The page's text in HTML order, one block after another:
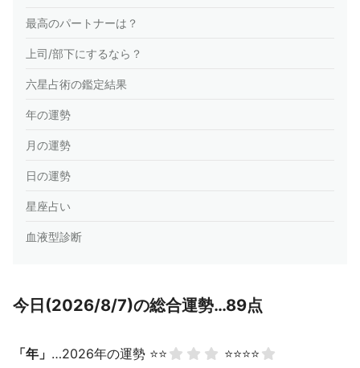
最高のパートナーは？
上司/部下にするなら？
六星占術の鑑定結果
年の運勢
月の運勢
日の運勢
星座占い
血液型診断
今日(2026/8/7)の総合運勢…89点
「年」 …2026年の運勢 ⭐⭐
⭐⭐⭐⭐